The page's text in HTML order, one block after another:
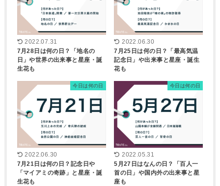
2022.07.31
7月28日は何の日？「地名の
日」や世界の出来事と星座・誕
生花も
2022.06.30
7月25日は何の日？「最高気温
記念日」や出来事と星座・誕生
花も
今日は何の日
2022.06.30
7月21日は何の日？記念日や
「マイアミの奇跡」と星座・誕
生花も
今日は何の日
2022.05.31
5月27日はなんの日？「百人一
首の日」や国内外の出来事と星
座も